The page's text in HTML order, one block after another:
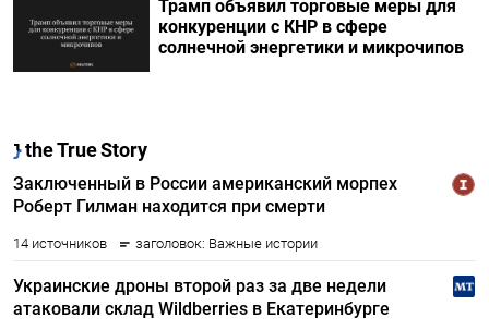
Трамп объявил торговые меры для
конкуренции с КНР в сфере
солнечной энергетики и микрочипов